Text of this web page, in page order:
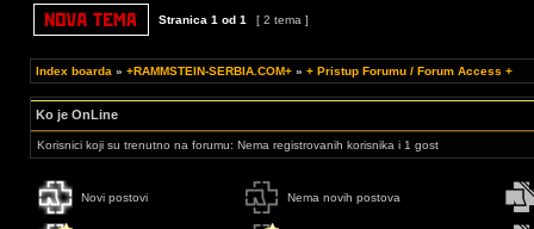
Stranica 1 od 1 [ 2 tema ]
Index boarda » +RAMMSTEIN-SERBIA.COM+ » + Pristup Forumu / Forum Access +
Ko je OnLine
Korisnici koji su trenutno na forumu: Nema registrovanih korisnika i 1 gost
Novi postovi Nema novih postova